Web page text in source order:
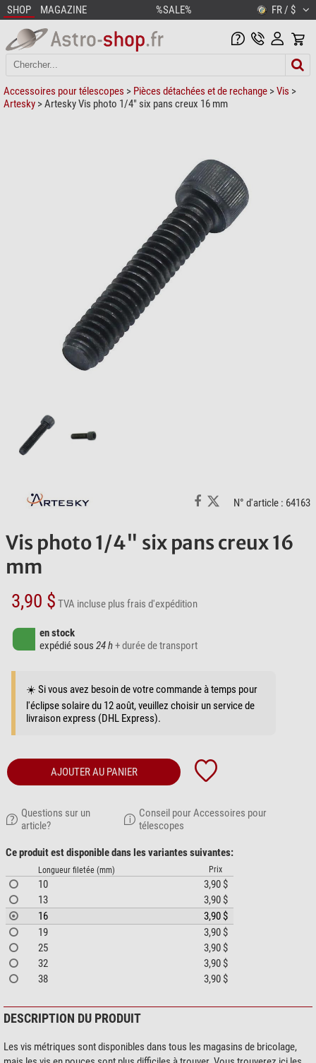
SHOP MAGAZINE %SALE% FR / $
Accessoires pour télescopes > Pièces détachées et de rechange >Vis >
Artesky > Artesky Vis photo 1/4" six pans creux 16 mm
N° d'article : 64163
Vis photo 1/4" six pans creux 16
mm
3,90 $ TVA incluse plus frais d'expédition
en stock
expédié sous 24 h+ durée de transport
☀️ Si vous avez besoin de votre commande à temps pour
l'éclipse solaire du 12 août, veuillez choisir un service de
livraison express (DHL Express).
AJOUTER AU PANIER
Questions sur un
article?
Conseil pour Accessoires pour
télescopes
Ce produit est disponible dans les variantes suivantes:
Longueur filetée (mm) Prix
10
3,90 $
13
3,90 $
16
3,90 $
19
3,90 $
25
3,90 $
32
3,90 $
38
3,90 $
DESCRIPTION DU PRODUIT
Les vis métriques sont disponibles dans tous les magasins de bricolage,